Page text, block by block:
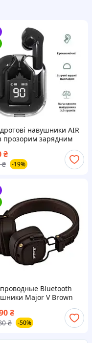
навушники AIR
прозорим зарядним
вакуумні bluetooth
колір чорний
₴
₴ -19%
Bluetooth
Major V Brown
₴
₴ -50%